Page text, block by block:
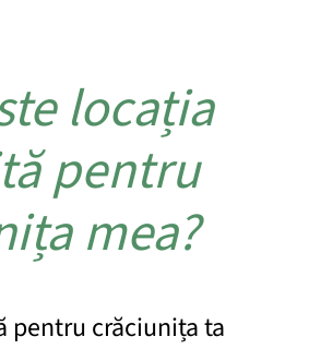
locația
pentru
mea?
pentru crăciunița ta